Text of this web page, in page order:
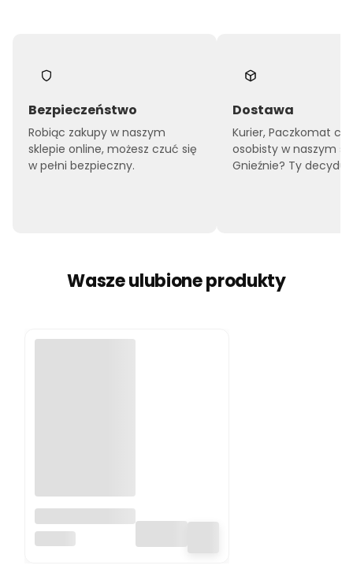
Bezpieczeństwo
Robiąc zakupy w naszym
sklepie online, możesz czuć się
w pełni bezpieczny.
Dostawa
Kurier, Paczkomat
osobisty w naszym
Gnieźnie? Ty
Wasze ulubione produkty
otulacz 100x120
- giraffes my